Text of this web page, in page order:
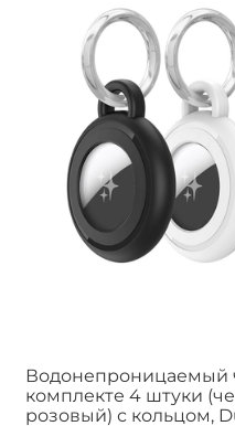
Водонепроницаемый
комплекте 4 штуки
розовый) с кольцом,